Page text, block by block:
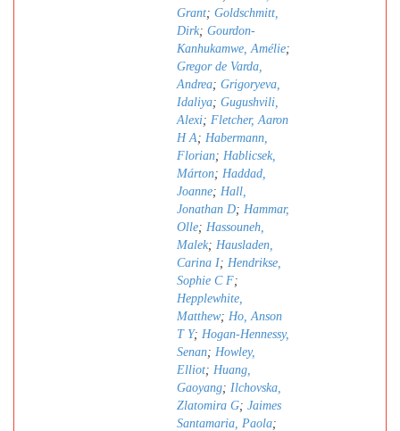
Grant; Goldschmitt,
Dirk; Gourdon-
Kanhukamwe, Amélie;
Gregor de Varda,
Andrea; Grigoryeva,
Idaliya; Gugushvili,
Alexi; Fletcher, Aaron
H A; Habermann,
Florian; Hablicsek,
Márton; Haddad,
Joanne; Hall,
Jonathan D; Hammar,
Olle; Hassouneh,
Malek; Hausladen,
Carina I; Hendrikse,
Sophie C F;
Hepplewhite,
Matthew; Ho, Anson
T Y; Hogan-Hennessy,
Senan; Howley,
Elliot; Huang,
Gaoyang; Ilchovska,
Zlatomira G; Jaimes
Santamaria, Paola;